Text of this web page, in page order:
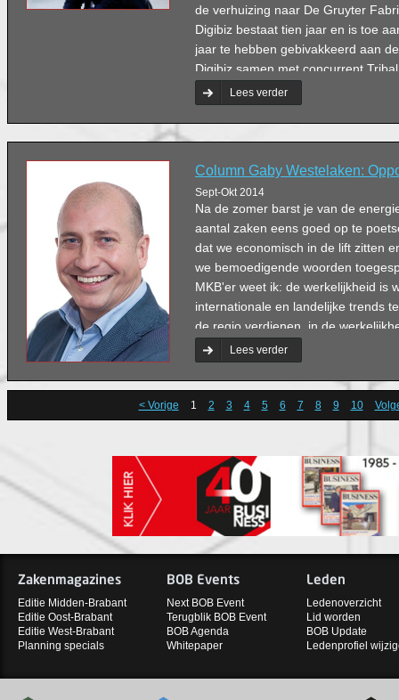
de verhuizing naar De Gruyter
Digibiz bestaat tien jaar en is toe
jaar te hebben gebivakkeerd aan
Digibiz samen met concurrent
december de onlangs
heilig in het concept dat wij samen
verwacht dat hier veel moois uit
Vervoordeldonk.
Lees verder
Column Gaby Westelaken:
Sept-Okt 2014
Na de zomer barst je van de
aantal zaken eens goed op te
dat we economisch in de lift zitten
we bemoedigende woorden
MKB'er weet ik: de werkelijkheid is
internationale en landelijke trends
de regio verdienen, in de
hard werken en je kansen pakken.
branche en ook voor mij in de
dames en heren in Den Haag: niet
Lees verder
< Vorige 1 2 3 4 5 6 7 8 9 10
Zakenmagazines
Editie Midden-Brabant
Editie Oost-Brabant
Editie West-Brabant
Planning specials
BOB Events
Next BOB Event
Terugblik BOB Event
BOB Agenda
Whitepaper
Leden
Ledenoverzicht
Lid worden
BOB Update
Ledenprofiel